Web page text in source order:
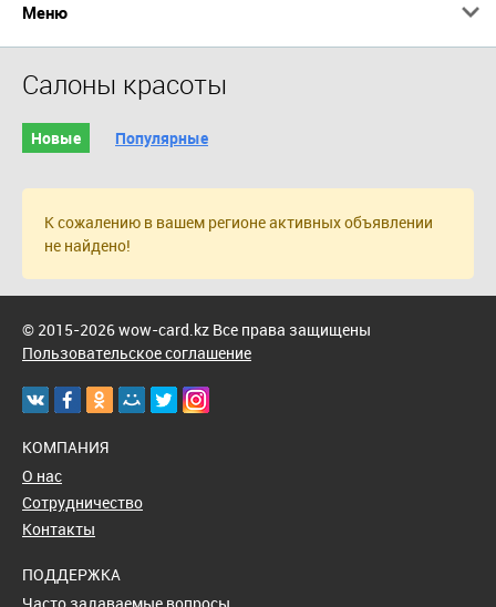
Меню
Салоны красоты
Новые Популярные
К сожалению в вашем регионе активных объявлении
не найдено!
© 2015-2026 wow-card.kz Все права защищены
Пользовательское соглашение
КОМПАНИЯ
О нас
Сотрудничество
Контакты
ПОДДЕРЖКА